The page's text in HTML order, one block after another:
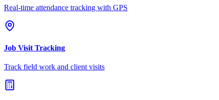
Real-time attendance tracking with GPS
Job Visit Tracking
Track field work and client visits